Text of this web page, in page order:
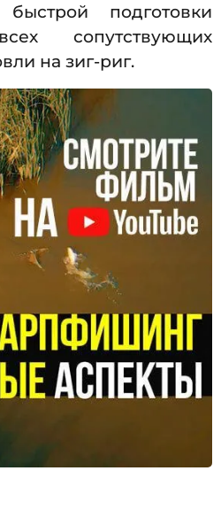
подготовки
сопутствующих
на зиг-риг.